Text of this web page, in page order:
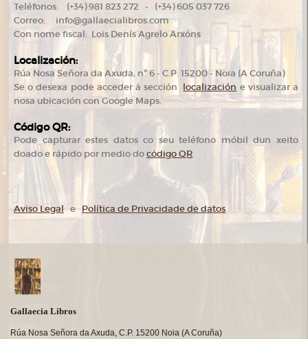
Teléfonos: (+34) 981 823 272 - (+34) 605 037 726
Correo: info@gallaecialibros.com
Con nome fiscal: Lois Denís Agrelo Arxóns
Localización:
Rúa Nosa Señora da Axuda, nº 6 - C.P. 15200 - Noia (A Coruña)
Se o desexa pode acceder á sección localización e visualizar a
nosa ubicación con Google Maps.
Código QR:
Pode capturar estes datos co seu teléfono móbil dun xeito
doado e rápido por medio docódigo QR.
Aviso Legale Política de Privacidade de datos
Gallaecia Libros
Rúa Nosa Señora da Axuda, C.P. 15200 Noia (A Coruña)